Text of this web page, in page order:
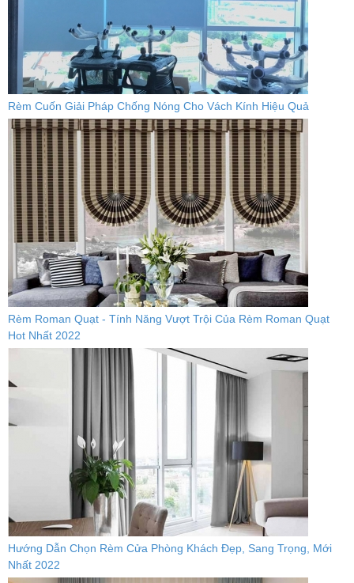
Rèm Cuốn Giải Pháp Chống Nóng Cho Vách Kính Hiệu Quả
Rèm Roman Quạt - Tính Năng Vượt Trội Của Rèm Roman Quạt
Hot Nhất 2022
Hướng Dẫn Chọn Rèm Cửa Phòng Khách Đẹp, Sang Trọng, Mới
Nhất 2022